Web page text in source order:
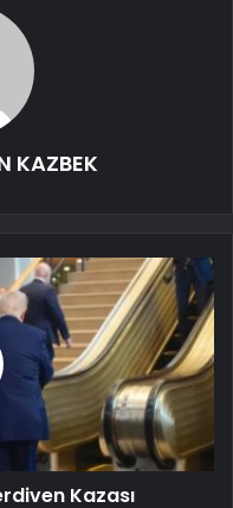
KAZBEK
Kazası